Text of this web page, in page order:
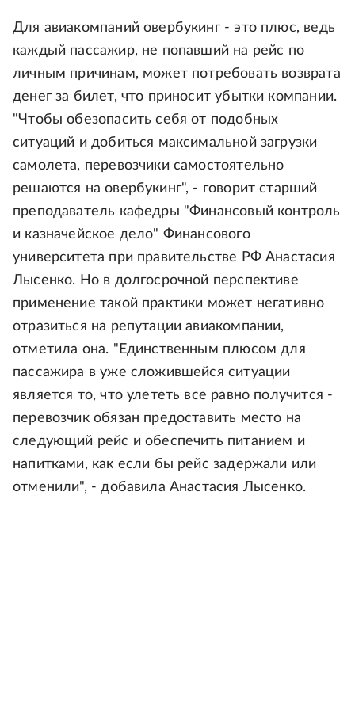
Для авиакомпаний овербукинг - это плюс, ведь
каждый пассажир, не попавший на рейс по
личным причинам, может потребовать возврата
денег за билет, что приносит убытки компании.
"Чтобы обезопасить себя от подобных
ситуаций и добиться максимальной загрузки
самолета, перевозчики самостоятельно
решаются на овербукинг", - говорит старший
преподаватель кафедры "Финансовый контроль
и казначейское дело" Финансового
университета при правительстве РФ Анастасия
Лысенко. Но в долгосрочной перспективе
применение такой практики может негативно
отразиться на репутации авиакомпании,
отметила она. "Единственным плюсом для
пассажира в уже сложившейся ситуации
является то, что улететь все равно получится -
перевозчик обязан предоставить место на
следующий рейс и обеспечить питанием и
напитками, как если бы рейс задержали или
отменили", - добавила Анастасия Лысенко.